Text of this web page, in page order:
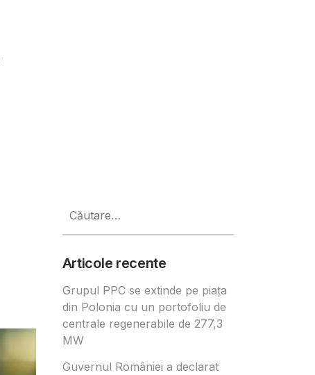
după:
Articole recente
Grupul PPC se extinde pe piața
din Polonia cu un portofoliu de
centrale regenerabile de 277,3
MW
Guvernul României a declarat